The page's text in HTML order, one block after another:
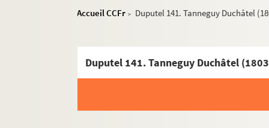
Accueil CCFr > Duputel 141. Tanneguy Duchâtel
Duputel 141. Tanneguy Duchâtel
Duputel 122. François-René de
Duputel 123. Étienne-François de